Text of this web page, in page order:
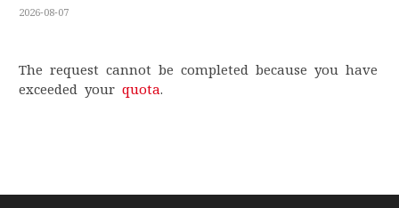
2026-08-07
The request cannot be completed because you have
exceeded your quota.